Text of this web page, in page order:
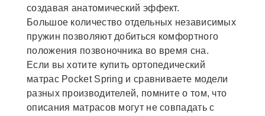
создавая анатомический эффект.
Большое количество отдельных независимых
пружин позволяют добиться комфортного
положения позвоночника во время сна.
Если вы хотите купить ортопедический
матрас Pocket Spring и сравниваете модели
разных производителей, помните о том, что
описания матрасов могут не совпадать с